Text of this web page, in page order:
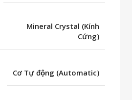
Mineral Crystal (Kính
Cứng)
Cơ Tự động (Automatic)